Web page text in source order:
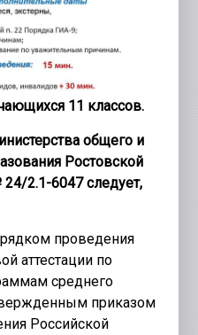
11 классов.
общего и
Ростовской
24/2.1-6047 следует,
проведения
аттестации по
среднего
приказом
Российской